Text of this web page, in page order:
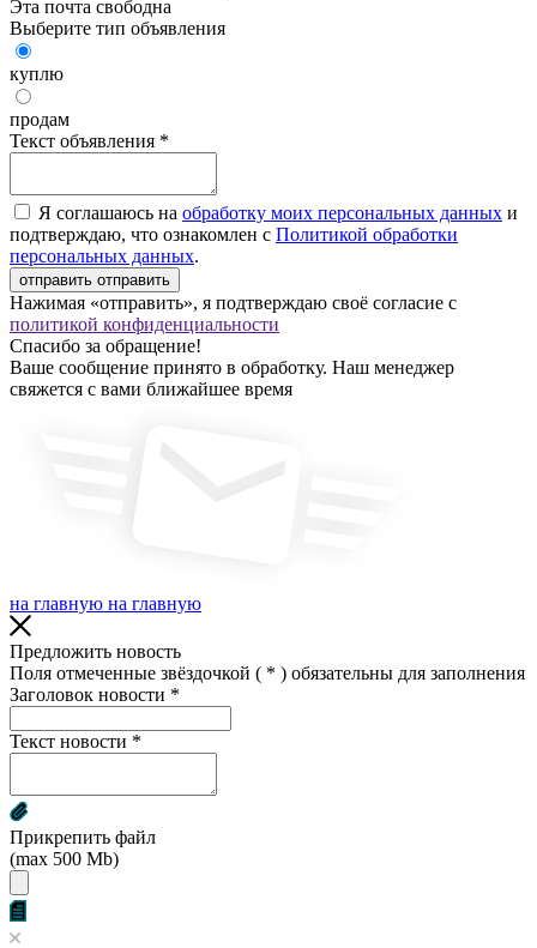
Эта почта свободна
Выберите тип объявления
куплю
продам
Текст объявления *
Я соглашаюсь на обработку моих персональных данных и
подтверждаю, что ознакомлен с Политикой обработки
персональных данных.
отправить отправить
Нажимая «отправить», я подтверждаю своё согласие с
политикой конфиденциальности
Спасибо за обращение!
Ваше сообщение принято в обработку. Наш менеджер
свяжется с вами ближайшее время
на главную на главную
Предложить новость
Поля отмеченные звёздочкой ( * ) обязательны для заполнения
Заголовок новости *
Текст новости *
Прикрепить файл
(max 500 Mb)